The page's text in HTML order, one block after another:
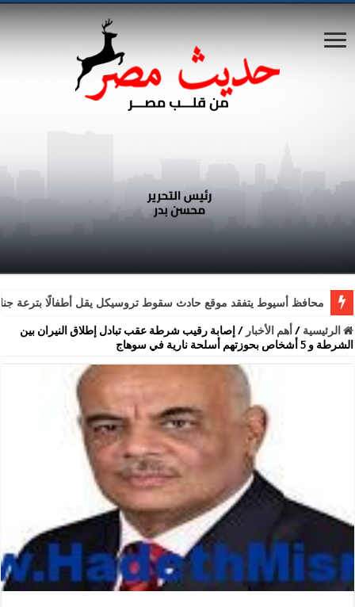
محافظ أسيوط يتفقد موقع حادث سقوط تروسيكل يقل أطفالًا بترعة
الرئيسية /أهم الأخبار /إصابة رقيب شرطة عقب تبادل إطلاق النيران بين
الشرطة و 5 أشخاص بحوزتهم أسلحة نارية في سوهاج